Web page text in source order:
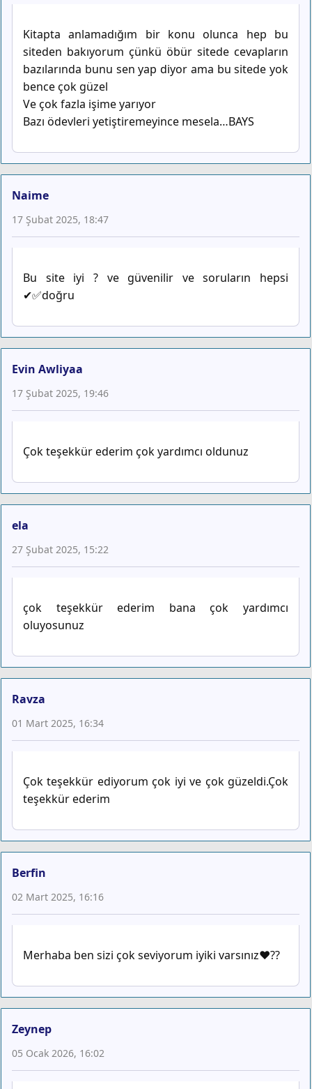
Kitapta anlamadığım bir konu olunca hep bu
siteden bakıyorum çünkü öbür sitede cevapların
bazılarında bunu sen yap diyor ama bu sitede yok
bence çok güzel
Ve çok fazla işime yarıyor
Bazı ödevleri yetiştiremeyince mesela…BAYS
Naime
17 Şubat 2025, 18:47
Bu site iyi ? ve güvenilir ve soruların hepsi
✔✅doğru
Evin Awliyaa
17 Şubat 2025, 19:46
Çok teşekkür ederim çok yardımcı oldunuz
ela
27 Şubat 2025, 15:22
çok teşekkür ederim bana çok yardımcı
oluyosunuz
Ravza
01 Mart 2025, 16:34
Çok teşekkür ediyorum çok iyi ve çok güzeldi.Çok
teşekkür ederim
Berfin
02 Mart 2025, 16:16
Merhaba ben sizi çok seviyorum iyiki varsınız❤️??
Zeynep
05 Ocak 2026, 16:02